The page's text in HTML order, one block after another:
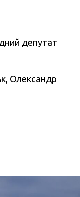
депутат
, Олександр